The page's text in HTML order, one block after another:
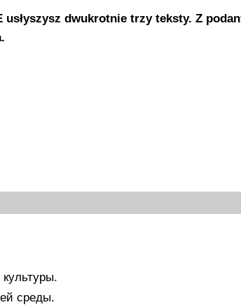
dwukrotnie trzy teksty. Z
среды.